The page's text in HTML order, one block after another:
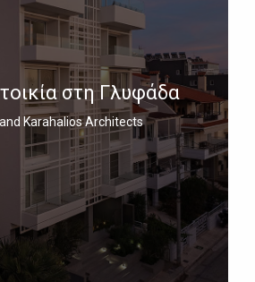
στη Γλυφάδα
Karahalios Architects